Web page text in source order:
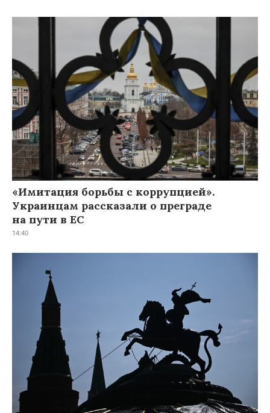
«Имитация борьбы с коррупцией».
Украинцам рассказали о преграде
на пути в ЕС
14:40